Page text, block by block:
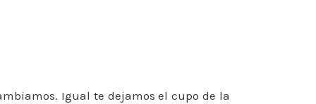
Igual te dejamos el cupo de la